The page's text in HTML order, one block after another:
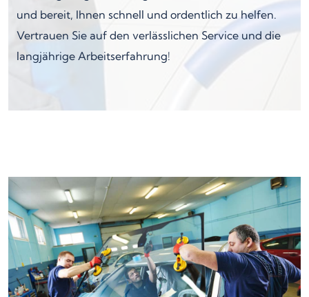
und bereit, Ihnen schnell und ordentlich zu helfen.
Vertrauen Sie auf den verlässlichen Service und die
langjährige Arbeitserfahrung!